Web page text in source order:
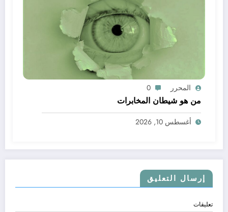
المحرر 0
من هو شيطان المخابرات
أغسطس 10, 2026
إرسال التعليق
تعليقات